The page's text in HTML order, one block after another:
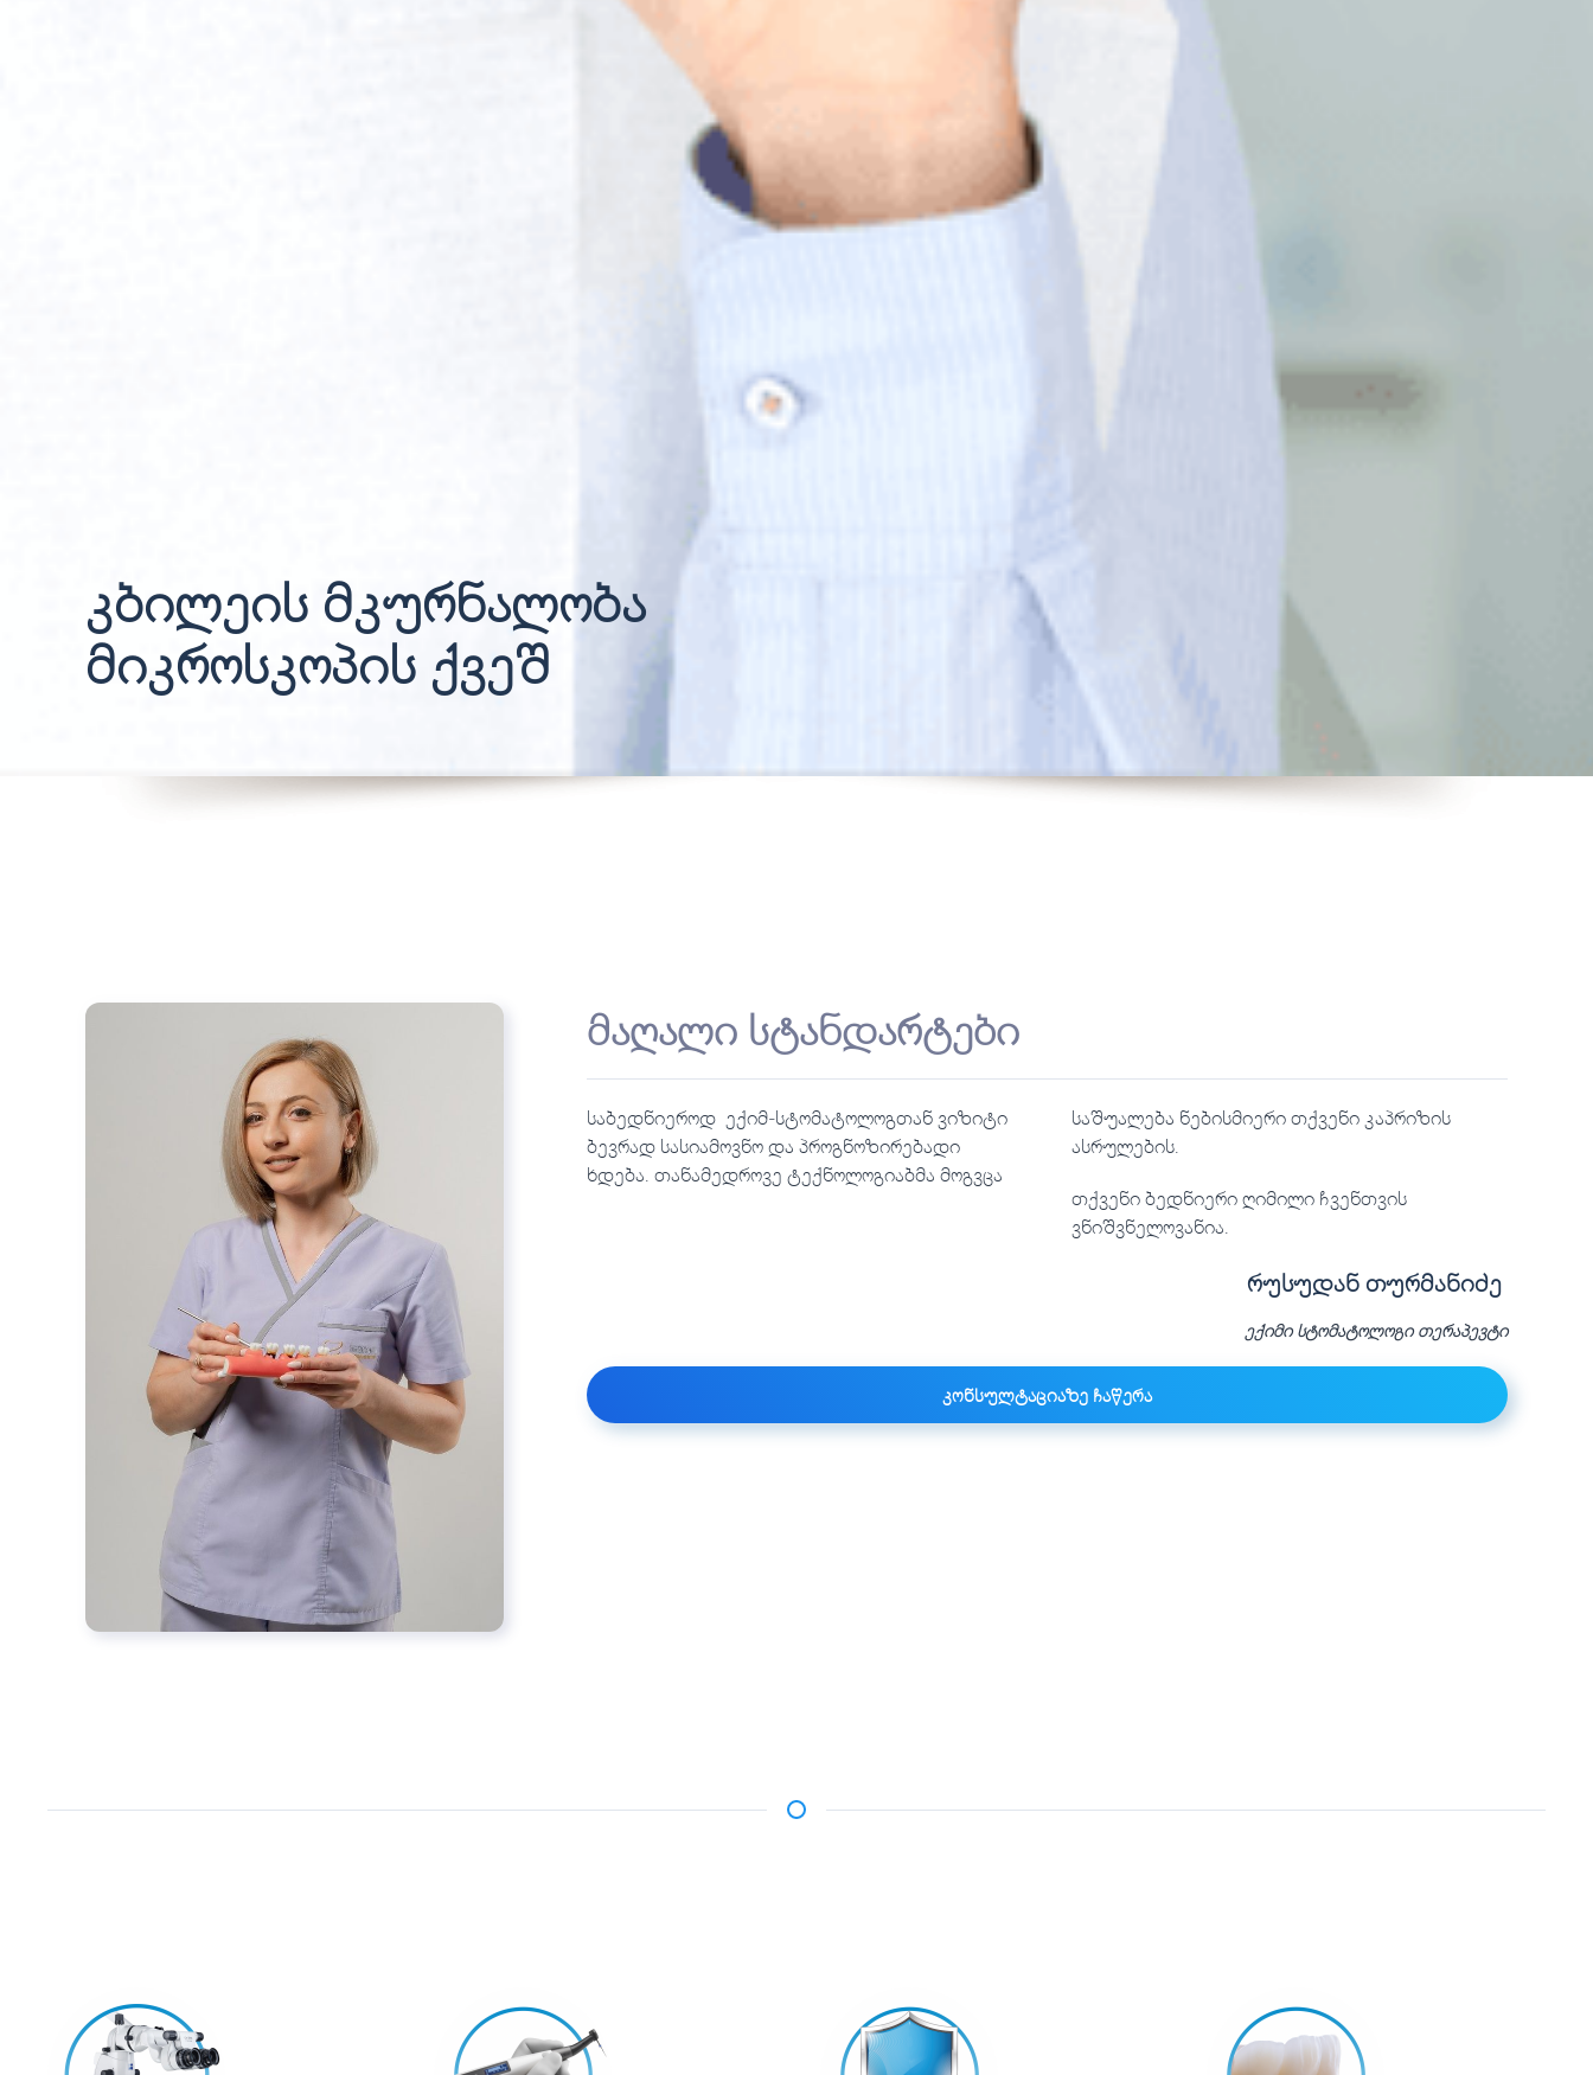
კბილეის მკურნალობა
მიკროსკოპის ქვეშ
მაღალი სტანდარტები
საბედნიეროდ ექიმ-სტომატოლოგთან ვიზიტი
ბევრად სასიამოვნო და პროგნოზირებადი
ხდება. თანამედროვე ტექნოლოგიაბმა მოგვცა
საშუალება ნებისმიერი თქვენი კაპრიზის
ასრულების.
თქვენი ბედნიერი ღიმილი ჩვენთვის
ვნიშვნელოვანია.
რუსუდან თურმანიძე
ექიმი სტომატოლოგი თერაპევტი
კონსულტაციაზე ჩაწერა